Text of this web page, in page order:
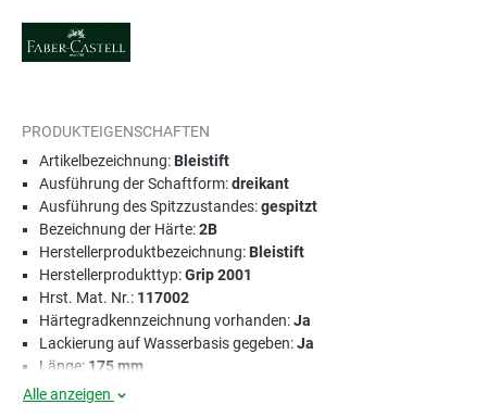
PRODUKTEIGENSCHAFTEN
Artikelbezeichnung:Bleistift
Ausführung der Schaftform:dreikant
Ausführung des Spitzzustandes:gespitzt
Bezeichnung der Härte:2B
Herstellerproduktbezeichnung:Bleistift
Herstellerprodukttyp:Grip 2001
Hrst. Mat. Nr.: 117002
Härtegradkennzeichnung vorhanden:Ja
Lackierung auf Wasserbasis gegeben:Ja
Länge: 175 mm
Alle anzeigen